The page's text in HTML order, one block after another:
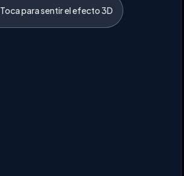
Toca para sentir el efecto 3D